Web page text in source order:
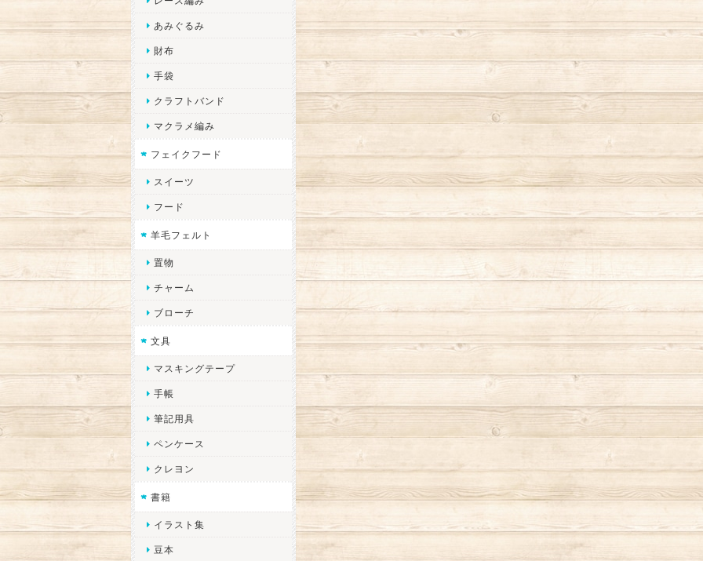
あみぐるみ
財布
手袋
クラフトバンド
マクラメ編み
フェイクフード
スイーツ
フード
羊毛フェルト
置物
チャーム
ブローチ
文具
マスキングテープ
手帳
筆記用具
ペンケース
クレヨン
書籍
イラスト集
豆本